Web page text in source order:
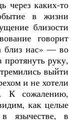
через каких-то
в жизни
близости
говорит
близ нас» — во
протянуть руку,
выйти
и не хотели
К сожалению,
как целые
язычестве, в